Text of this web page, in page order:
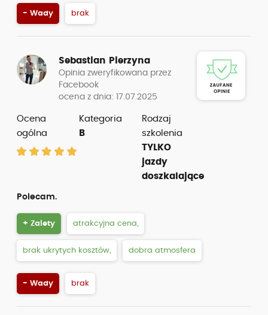
- Wady brak
Sebastian Pierzyna
Opinia zweryfikowana przez
Facebook
ocena z dnia: 17.07.2025
Ocena
ogólna
Kategoria
B
Rodzaj
szkolenia
TYLKO
jazdy
doszkalające
Polecam.
+ Zalety atrakcyjna cena,
brak ukrytych kosztów, dobra atmosfera
- Wady brak